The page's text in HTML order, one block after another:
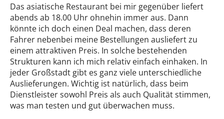
Das asiatische Restaurant bei mir gegenüber liefert
abends ab 18.00 Uhr ohnehin immer aus. Dann
könnte ich doch einen Deal machen, dass deren
Fahrer nebenbei meine Bestellungen ausliefert zu
einem attraktiven Preis. In solche bestehenden
Strukturen kann ich mich relativ einfach einhaken. In
jeder Großstadt gibt es ganz viele unterschiedliche
Auslieferungen. Wichtig ist natürlich, dass beim
Dienstleister sowohl Preis als auch Qualität stimmen,
was man testen und gut überwachen muss.